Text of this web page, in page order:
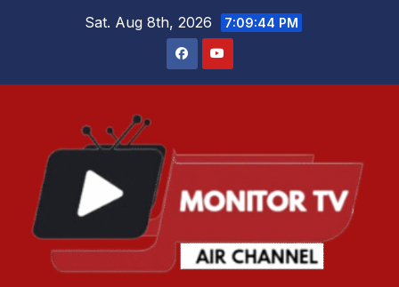
Sat. Aug 8th, 2026 7:09:45 PM